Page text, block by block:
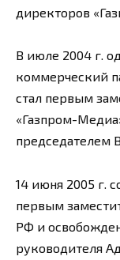
директоров
В июле 2004 г.
коммерческий
стал первым
«Газпром-
председателем
14 июня 2005 г.
первым
РФ и
руководителя